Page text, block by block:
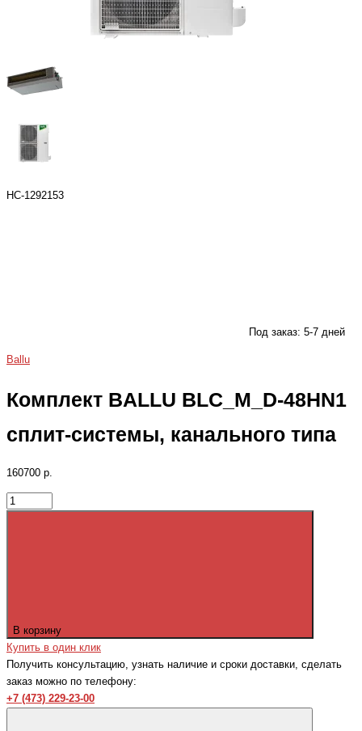
НС-1292153
Под заказ: 5-7 дней
Ballu
Комплект BALLU BLC_M_D-48HN1
сплит-системы, канального типа
160700 р.
В корзину
Купить в один клик
Получить консультацию, узнать наличие и сроки доставки, сделать
заказ можно по телефону:
+7 (473) 229-23-00